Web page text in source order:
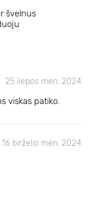
švelnus
25 liepos mėn. 2024
viskas patiko.
16 birželio mėn. 2024